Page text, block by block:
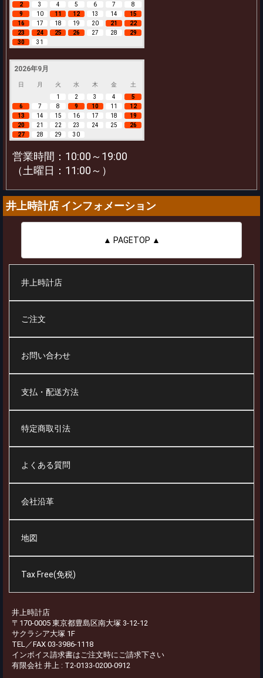
2
3 4 5 6 7
8
9
10 11 12 13 14
15
16
17 18 19 20 21
22
23
24 25 26 27 28
29
30
31
2026年9月
日 月 火 水 木 金
土
1
2 3 4
5
6
7 8 9 10 11
12
13
14 15 16 17 18
19
20
21 22 23 24 25
26
27
28 29 30
営業時間：10:00～19:00
（土曜日：11:00～）
井上時計店 インフォメーション
▲ PAGETOP ▲
井上時計店
ご注文
お問い合わせ
支払・配送方法
特定商取引法
よくある質問
会社沿革
地図
Tax Free(免税)
井上時計店
〒170-0005 東京都豊島区南大塚 3-12-12
サクラシア大塚 1F
TEL／FAX 03-3986-1118
インボイス請求書はご注文時にご請求下さい
有限会社 井上 : T2-0133-0200-0912